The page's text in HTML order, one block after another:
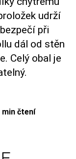
udrží
při
dál od stěn
Celý obal je
min čtení